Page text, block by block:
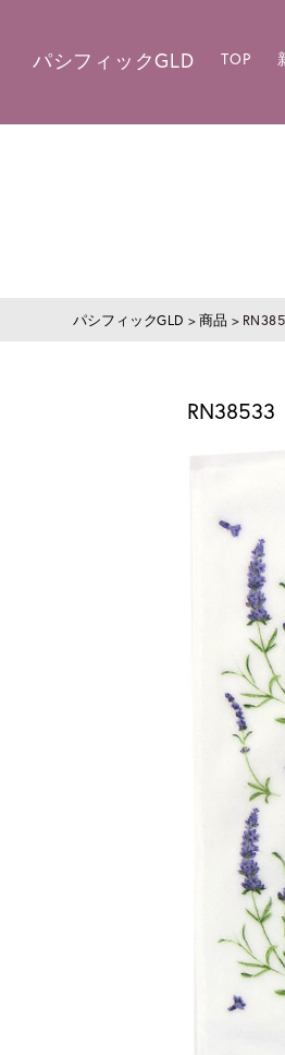
パシフィックGLD TOP
パシフィックGLD >商品 >
RN38533